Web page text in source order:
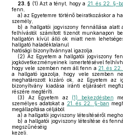
23. § (1) Azt a tényt, hogy a 21. és 22. §-
fenn,
a) az Egyetemre történő beiratkozáskor a
személy,
b) a hallgatói jogviszony fennállása alatt
felhívástól számított tizenöt munkanapon
hallgatón kívül álló ok miatt nem
hallgató haladéktalanul
hatósági bizonyítvánnyal igazolja.
(2) Az Egyetem a hallgatói jogviszony
jogkövetkezményeinek ismertetésével
hogy vele szemben nem áll fenn a 21. és
a hallgató igazolja, hogy vele szemben
meghatározott kizáró ok, az Egyetem az
bizonyítvány kiadása iránti eljárásért
részére megtéríti.
(3) Az Egyetem az (1) bekezdésben
személyes adatokat a 21. és 22. §-ban
megállapítása céljából
a) a hallgatói jogviszony létesítéséről
b) a hallgatói jogviszony létesítése és
megszűnéséig
kezeli.